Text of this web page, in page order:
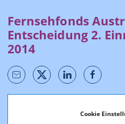
Cookie
Fernsehfonds
Entscheidung 2.
2014